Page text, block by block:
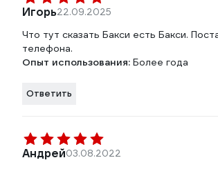
Игорь22.09.2025
Что тут сказать Бакси есть Бакси.
телефона.
Опыт использования: Более года
Ответить
Андрей03.08.2022